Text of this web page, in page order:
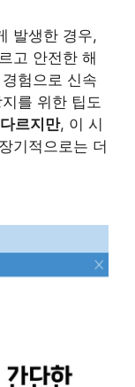
발생한 경우,
고 안전한 해
험으로 신속
를 위한 팁도
르지만, 이 시
기적으로는 더